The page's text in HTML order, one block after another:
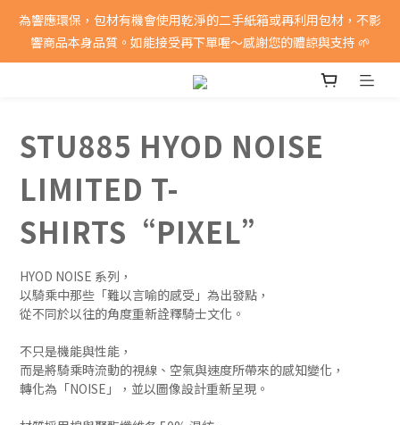
消費滿5000即享免運費
為響應環保，包材有機會使用乾淨的二手紙箱或再利用包材，不影
響商品本身品質。如能接受再下單喔～感謝您的體諒與支持 🌱
消費滿5000即享免運費
STU885 HYOD NOISE
LIMITED T-
SHIRTS“PIXEL”
HYOD NOISE 系列，
以騎乘中那些「難以言喻的感受」為出發點，
從不同於以往的角度重新詮釋騎士文化。
不只是機能與性能，
而是將騎乘時流動的視線、空氣與速度所帶來的感知變化，
轉化為「NOISE」，並以圖像設計重新呈現。